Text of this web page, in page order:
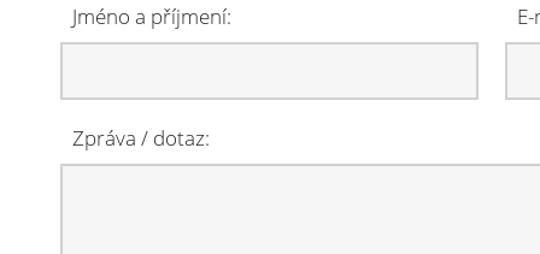
Jméno a příjmení:
Zpráva / dotaz: